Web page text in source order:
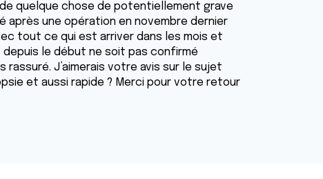
quelque chose de potentiellement grave
une opération en novembre dernier
tout ce qui est arriver dans les mois et
depuis le début ne soit pas confirmé
J’aimerais votre avis sur le sujet
et aussi rapide ? Merci pour votre retour